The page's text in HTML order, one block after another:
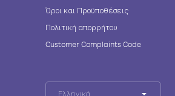
Όροι και Προϋποθέσεις
Πολιτική απορρήτου
Customer Complaints Code
Ελληνικά